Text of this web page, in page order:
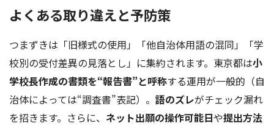
よくある取り違えと予防策
つまずきは「旧様式の使用」「他自治体用語の混同」「学
校別の受付差異の見落とし」に集約されます。東京都は小
学校長作成の書類を“報告書”と呼称する運用が一般的（自
治体によっては“調査書”表記）。 語のズレがチェック漏れ
を招きます。さらに、 ネット出願の操作可能日や提出方法